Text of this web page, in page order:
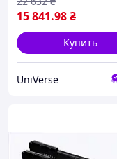
15 841.98₴
Купить
UniVerse